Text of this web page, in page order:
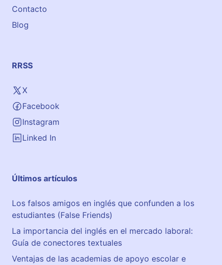
y
Contacto
Blog
RRSS
X
Facebook
Instagram
Linked In
Últimos artículos
Los falsos amigos en inglés que confunden a los
estudiantes (False Friends)
La importancia del inglés en el mercado laboral:
Guía de conectores textuales
Ventajas de las academias de apoyo escolar e